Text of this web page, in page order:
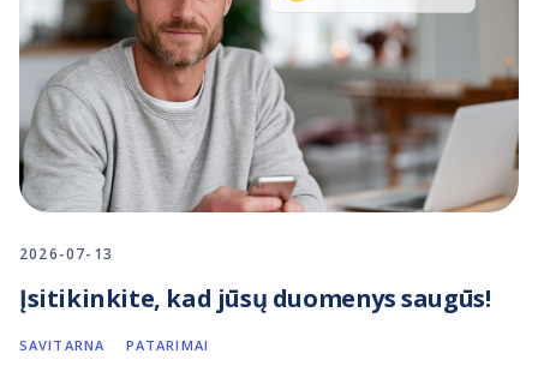
2026-07-13
Įsitikinkite, kad jūsų duomenys saugūs!
SAVITARNA PATARIMAI